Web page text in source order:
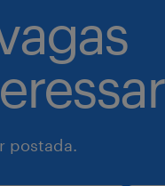
postada.